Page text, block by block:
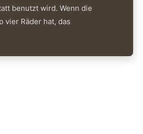
benutzt wird. Wenn die
vier Räder hat, das